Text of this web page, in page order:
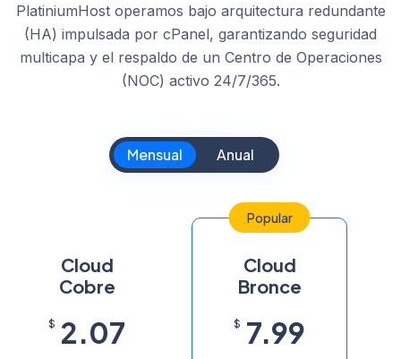
PlatiniumHost operamos bajo arquitectura redundante
(HA) impulsada por cPanel, garantizando seguridad
multicapa y el respaldo de un Centro de Operaciones
(NOC) activo 24/7/365.
Mensual Anual
Cloud
Cobre
$ 2.07
Popular
Cloud
Bronce
$ 7.99